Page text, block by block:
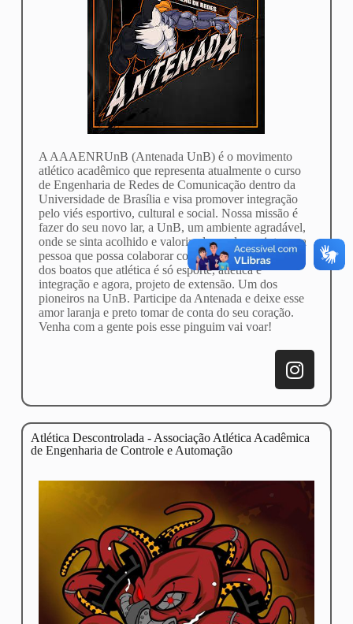
A AAAENRUnB (Antenada UnB) é o movimento
atlético acadêmico que representa atualmente o curso
de Engenharia de Redes de Comunicação dentro da
Universidade de Brasília e visa promover integração
pelo viés esportivo, cultural e social. Nossa missão é
fazer do seu novo lar, a UnB, um ambiente agradável,
onde se sinta acolhido e valorizado, onde se sinta uma
pessoa que possa colaborar com o seu futuro. Longe
dos boatos que atlética é só esporte, atlética é
integração e agora, projeto de extensão. Um dos
pioneiros na UnB. Participe da Antenada e deixe esse
amor laranja e preto tomar de conta do seu coração.
Venha com a gente pois esse pinguim vai voar!
Atlética Descontrolada - Associação Atlética Acadêmica
de Engenharia de Controle e Automação